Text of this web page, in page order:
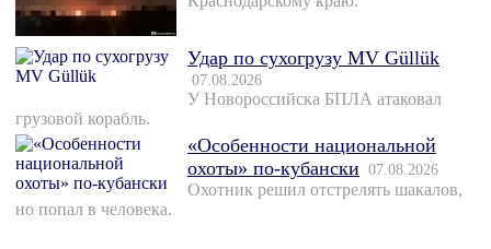
Удар по сухогрузу MV Güllük
07.08.2026
У Новороссийска БПЛА атаковал
грузовой корабль.
«Особенности национальной
охоты» по-кубански 07.08.2026
Охотник решил отстрелять шакалов,
но попал в человека.